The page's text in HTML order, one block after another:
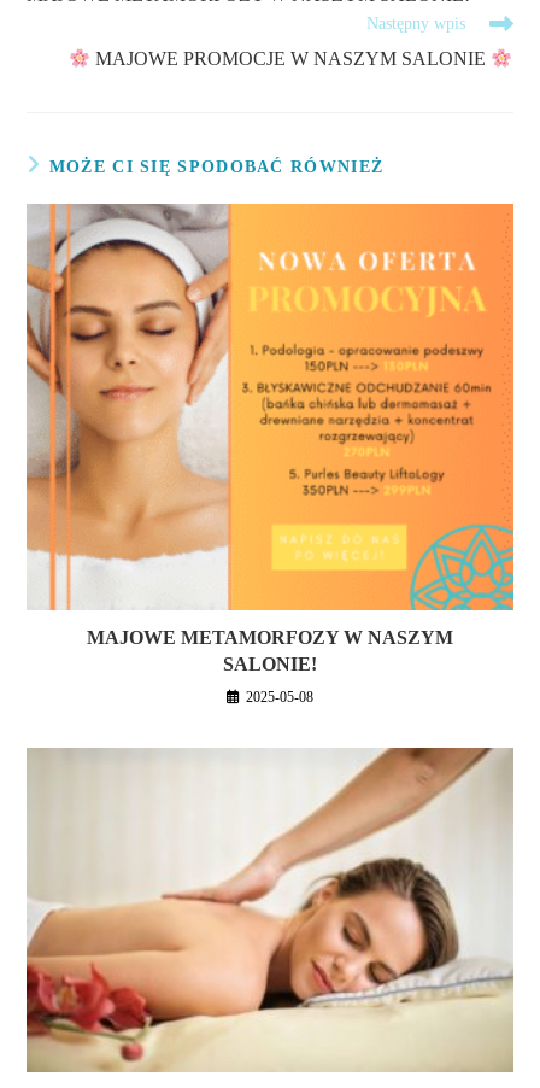
Następny wpis
MAJOWE PROMOCJE W NASZYM SALONIE
MOŻE CI SIĘ SPODOBAĆ RÓWNIEŻ
MAJOWE METAMORFOZY W NASZYM
SALONIE!
2025-05-08